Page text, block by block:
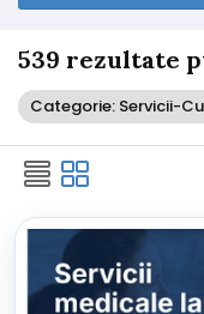
539 rezultate
Categorie: Servicii-